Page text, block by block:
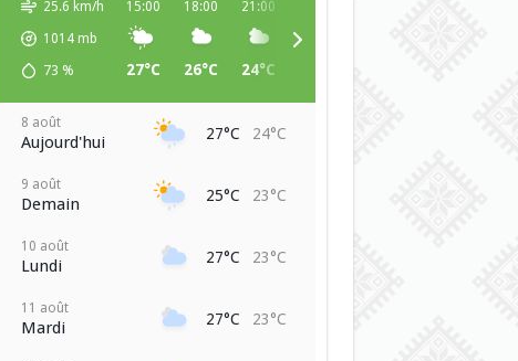
25.6 km/h
1014mb
73 %
15:00
27°C
18:00
26°C
21:00
24°C
8 août
Aujourd'hui 27°C 24°C
9 août
Demain 25°C 23°C
10 août
Lundi 27°C 23°C
11 août
Mardi 27°C 23°C